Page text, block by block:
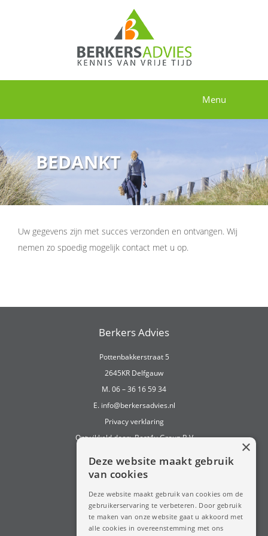
Menu
BEDANKT
Uw gegevens zijn met succes verzonden en ontvangen. Wij
nemen zo spoedig mogelijk contact met u op.
Berkers Advies
Pottenbakkerstraat 5
2645KR Delfgauw
M. 06 – 36 16 59 34
E. info@berkersadvies.nl
Privacy verklaring
Ontwikkeld door:Best4u Group B.V
Deze website maakt gebruik
van cookies
Deze website maakt gebruik van cookies om de
gebruikerservaring te verbeteren. Door gebruik
te maken van onze website gaat u akkoord met
alle cookies in overeenstemming met ons
×